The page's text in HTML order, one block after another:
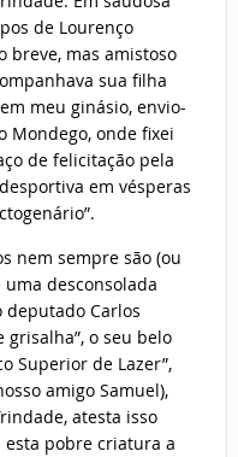
de Lourenço
breve, mas amistoso
sua filha
meu ginásio, envio-
Mondego, onde fixei
de felicitação pela
em vésperas
nem sempre são (ou
desconsolada
deputado Carlos
grisalha”, o seu belo
Superior de Lazer”,
amigo Samuel),
atesta isso
esta pobre criatura a